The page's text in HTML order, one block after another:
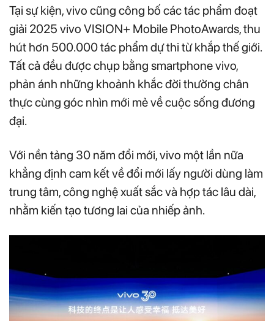
Tại sự kiện, vivo cũng công bố các tác phẩm đoạt
giải 2025 vivo VISION+ Mobile PhotoAwards, thu
hút hơn 500.000 tác phẩm dự thi từ khắp thế giới.
Tất cả đều được chụp bằng smartphone vivo,
phản ánh những khoảnh khắc đời thường chân
thực cùng góc nhìn mới mẻ về cuộc sống đương
đại.
Với nền tảng 30 năm đổi mới, vivo một lần nữa
khẳng định cam kết về đổi mới lấy người dùng làm
trung tâm, công nghệ xuất sắc và hợp tác lâu dài,
nhằm kiến tạo tương lai của nhiếp ảnh.